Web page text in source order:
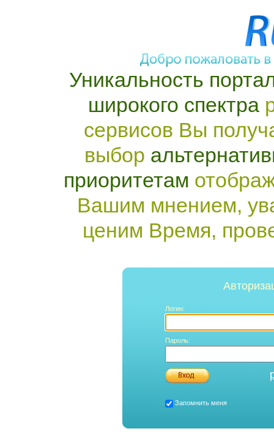
Уникальность
широкого спектра
сервисов Вы
выбор
приоритетам
Вашим мнением,
ценим Время,
Логин:
Пароль:
Запомнить меня